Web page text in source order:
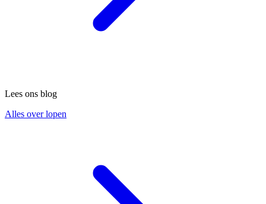
Lees ons blog
Alles over lopen